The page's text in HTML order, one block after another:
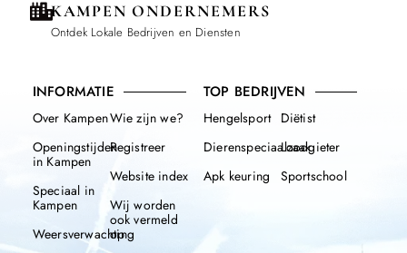
KAMPEN ONDERNEMERS
Ontdek Lokale Bedrijven en Diensten
INFORMATIE
Over Kampen
Openingstijden
in Kampen
Speciaal in
Kampen
Weersverwachting
Wie zijn we?
Registreer
Website index
Wij worden
ook vermeld
op
TOP BEDRIJVEN
Hengelsport
Dierenspeciaalzaak
Apk keuring
Diëtist
Loodgieter
Sportschool